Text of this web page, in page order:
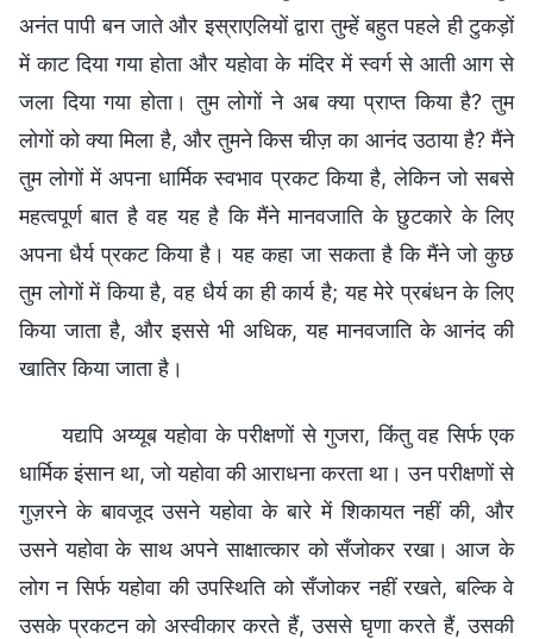
अनंत पापी बन जाते और इस्राएलियों द्वारा तुम्हें बहुत पहले ही टुकड़ों
में काट दिया गया होता और यहोवा के मंदिर में स्वर्ग से आती आग से
जला दिया गया होता। तुम लोगों ने अब क्या प्राप्त किया है? तुम
लोगों को क्या मिला है, और तुमने किस चीज़ का आनंद उठाया है? मैंने
तुम लोगों में अपना धार्मिक स्वभाव प्रकट किया है, लेकिन जो सबसे
महत्वपूर्ण बात है वह यह है कि मैंने मानवजाति के छुटकारे के लिए
अपना धैर्य प्रकट किया है। यह कहा जा सकता है कि मैंने जो कुछ
तुम लोगों में किया है, वह धैर्य का ही कार्य है; यह मेरे प्रबंधन के लिए
किया जाता है, और इससे भी अधिक, यह मानवजाति के आनंद की
खातिर किया जाता है।
यद्यपि अय्यूब यहोवा के परीक्षणों से गुजरा, किंतु वह सिर्फ एक
धार्मिक इंसान था, जो यहोवा की आराधना करता था। उन परीक्षणों से
गुज़रने के बावजूद उसने यहोवा के बारे में शिकायत नहीं की, और
उसने यहोवा के साथ अपने साक्षात्कार को सँजोकर रखा। आज के
लोग न सिर्फ यहोवा की उपस्थिति को सँजोकर नहीं रखते, बल्कि वे
उसके प्रकटन को अस्वीकार करते हैं, उससे घृणा करते हैं, उसकी